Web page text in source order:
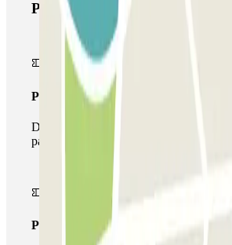
Prodotti di Parclick
Pass unico
Durante il tuo soggiorno potrai entrare e
parcheggio una sola volta
Pass multiparking